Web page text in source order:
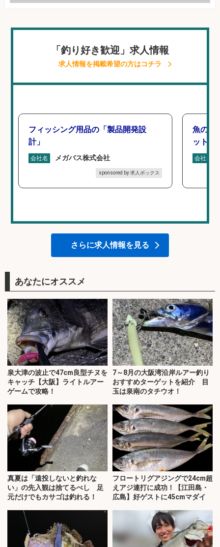
「釣り好き歓迎」求人情報
求人情報を掲載希望の方はコチラ
フィッシング用品の「製品開発設
計」
会社名 メガバス株式会社
sponsored by 求人ボックス
魚の「
ットを
会社名
さらに求人情報を見る
あなたにオススメ
泉大津の波止で47cm良型チヌを
キャッチ【大阪】ライトルアー
ゲームで攻略！
7～8月の大阪湾沿岸ルアー釣り
おすすめターゲットを紹介 目
玉は泉南のタチウオ！
真夏は「遠投しないと釣れな
い」の先入観は捨てるべし 足
元だけでもカサゴは釣れる！
フロートリグアジングで24cm超
えアジ連打に成功！【江田島・
広島】好ゲストに45cmマダイ